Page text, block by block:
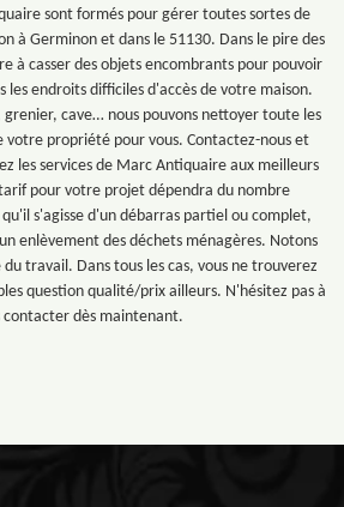
sont formés pour gérer toutes sortes de
à Germinon et dans le 51130. Dans le pire des
à casser des objets encombrants pour pouvoir
les endroits difficiles d'accès de votre maison.
cave… nous pouvons nettoyer toute les
votre propriété pour vous. Contactez-nous et
les services de Marc Antiquaire aux meilleurs
pour votre projet dépendra du nombre
s'agisse d'un débarras partiel ou complet,
enlèvement des déchets ménagères. Notons
travail. Dans tous les cas, vous ne trouverez
question qualité/prix ailleurs. N'hésitez pas à
contacter dès maintenant.